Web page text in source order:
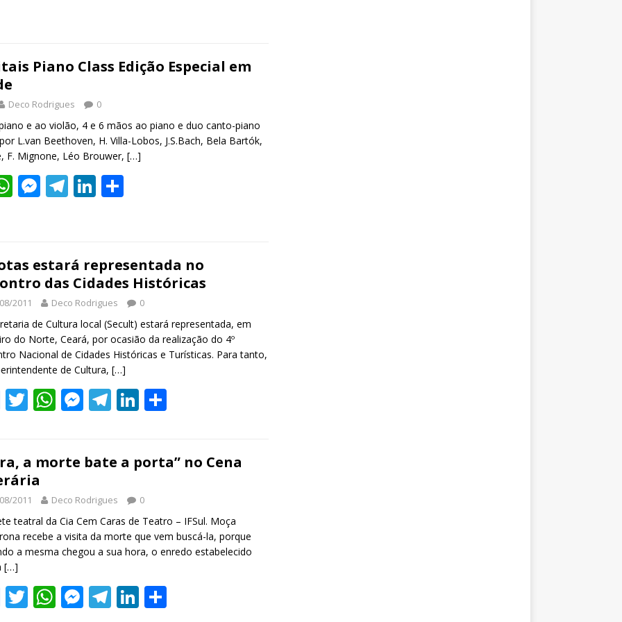
h
A
p
p
e
n
g
er
el
a
m
n
dI
n
Piano Class Edição Especial em
Deco Rodrigues 0
e ao violão, 4 e 6 mãos ao piano e duo canto-piano
L.van Beethoven, H. Villa-Lobos, J.S.Bach, Bela Bartók,
F. Mignone, Léo Brouwer, […]
W
A
p
p
M
e
n
g
er
T
gr
a
m
Li
dI
n
estará representada no
das Cidades Históricas
2011 Deco Rodrigues 0
de Cultura local (Secult) estará representada, em
do Norte, Ceará, por ocasião da realização do 4º
Nacional de Cidades Históricas e Turísticas. Para tanto,
de Cultura, […]
F
b
o
o
k
T
er
W
s
p
p
M
e
n
g
er
T
gr
m
Li
e
n
e
a morte bate a porta” no Cena
2011 Deco Rodrigues 0
teatral da Cia Cem Caras de Teatro – IFSul. Moça
recebe a visita da morte que vem buscá-la, porque
a mesma chegou a sua hora, o enredo estabelecido
[…]
F T W M T Li